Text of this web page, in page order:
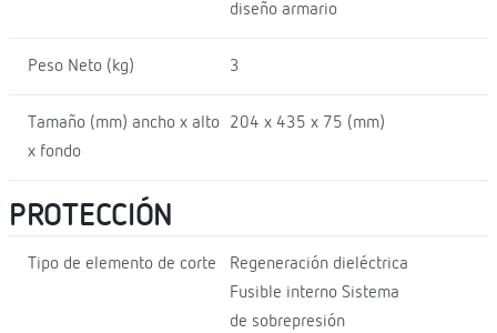
diseño armario
Peso Neto (kg) 3
Tamaño (mm) ancho x alto
x fondo
204 x 435 x 75 (mm)
PROTECCIÓN
Tipo de elemento de corte
Regeneración dieléctrica
Fusible interno Sistema
de sobrepresión